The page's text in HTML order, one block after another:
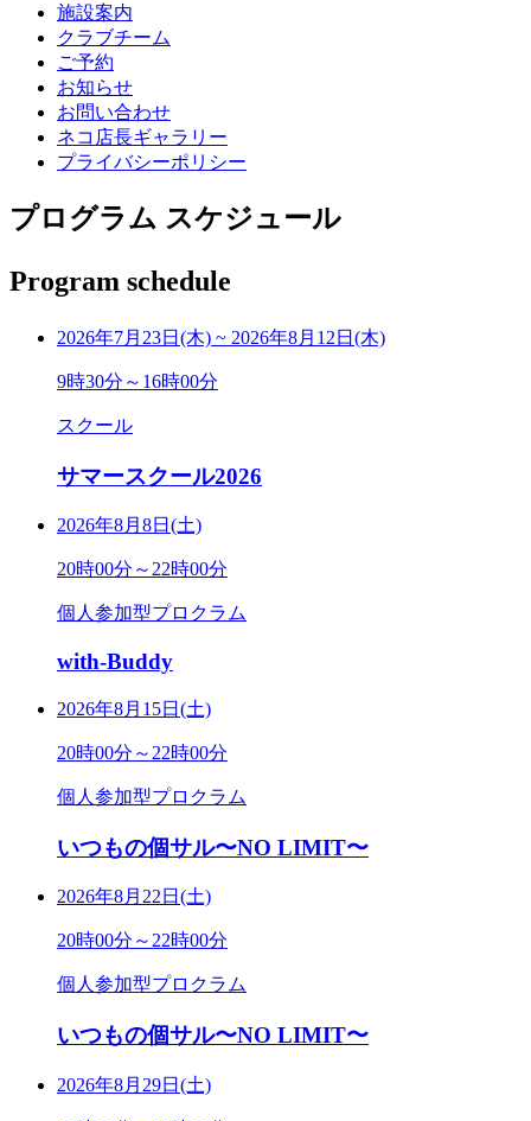
施設案内
クラブチーム
ご予約
お知らせ
お問い合わせ
ネコ店長ギャラリー
プライバシーポリシー
プログラム スケジュール
Program schedule
2026年7月23日(木) ~ 2026年8月12日(木)
9時30分～16時00分
スクール
サマースクール2026
2026年8月8日(土)
20時00分～22時00分
個人参加型プロクラム
with-Buddy
2026年8月15日(土)
20時00分～22時00分
個人参加型プロクラム
いつもの個サル〜NO LIMIT〜
2026年8月22日(土)
20時00分～22時00分
個人参加型プロクラム
いつもの個サル〜NO LIMIT〜
2026年8月29日(土)